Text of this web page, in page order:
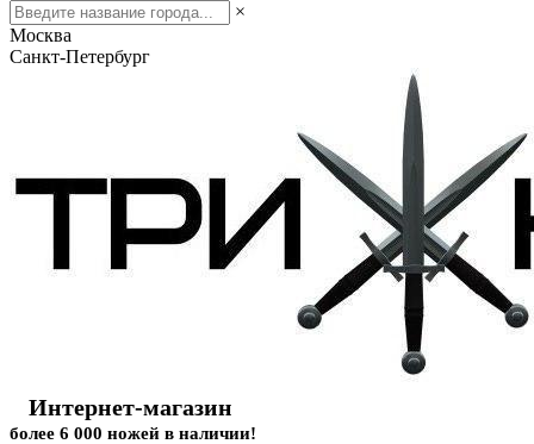
×
Москва
Санкт-Петербург
Интернет-магазин
более 6 000 ножей в наличии!